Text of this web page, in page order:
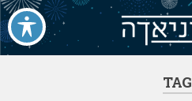
TAG